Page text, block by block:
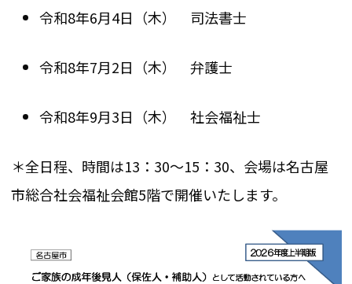
令和8年6月4日（木） 司法書士
令和8年7月2日（木） 弁護士
令和8年9月3日（木） 社会福祉士
＊全日程、時間は13：30～15：30、会場は名古屋
市総合社会福祉会館5階で開催いたします。